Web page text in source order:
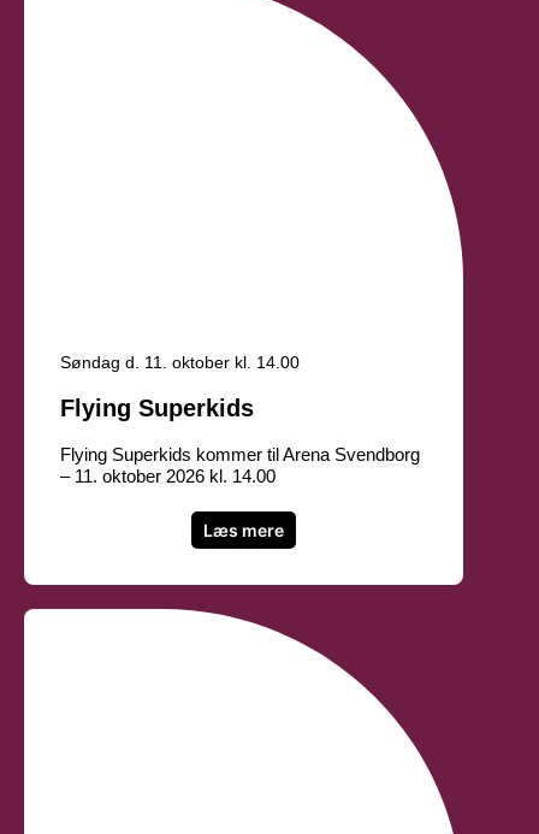
Søndag d. 11. oktober kl. 14.00
Flying Superkids
Flying Superkids kommer til Arena Svendborg
– 11. oktober 2026 kl. 14.00
Læs mere